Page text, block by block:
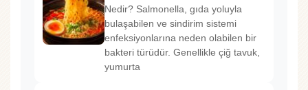
Nedir? Salmonella, gıda yoluyla
bulaşabilen ve sindirim sistemi
enfeksiyonlarına neden olabilen bir
bakteri türüdür. Genellikle çiğ tavuk,
yumurta